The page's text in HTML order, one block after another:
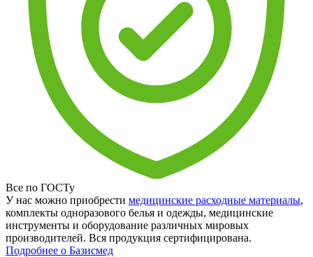
Все по ГОСТу
У нас можно приобрести медицинские расходные материалы,
комплекты одноразового белья и одежды, медицинские
инструменты и оборудование различных мировых
производителей. Вся продукция сертифицирована.
Подробнее о Базисмед